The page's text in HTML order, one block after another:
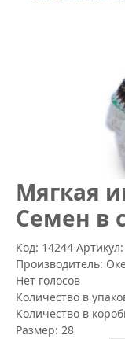
Mягкая
Семен в
Код: 14244 Артикул:
Производитель:
Нет голосов
Количество в
Количество в
Размер: 28